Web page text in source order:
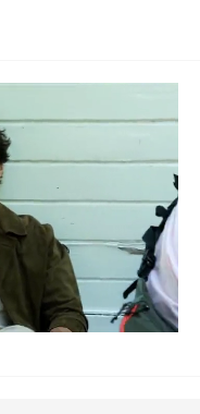
Oynatma
Hızı